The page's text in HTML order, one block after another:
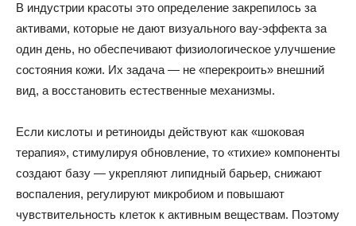
В индустрии красоты это определение закрепилось за
активами, которые не дают визуального вау-эффекта за
один день, но обеспечивают физиологическое улучшение
состояния кожи. Их задача — не «перекроить» внешний
вид, а восстановить естественные механизмы.
Если кислоты и ретиноиды действуют как «шоковая
терапия», стимулируя обновление, то «тихие» компоненты
создают базу — укрепляют липидный барьер, снижают
воспаления, регулируют микробиом и повышают
чувствительность клеток к активным веществам. Поэтому